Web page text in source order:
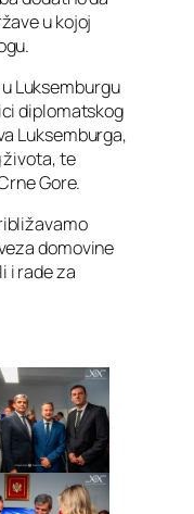
u kojoj
Luksemburgu
diplomatskog
Luksemburga,
života, te
Gore.
domovine
i rade za